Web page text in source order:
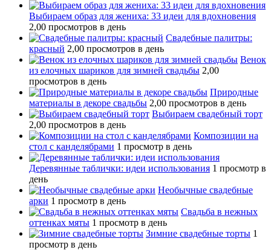
Выбираем образ для жениха: 33 идеи для вдохновения
2,00 просмотров в день
Свадебные палитры:
красный 2,00 просмотров в день
Венок
из елочных шариков для зимней свадьбы 2,00
просмотров в день
Природные
материалы в декоре свадьбы 2,00 просмотров в день
Выбираем свадебный торт
2,00 просмотров в день
Композиции на
стол с канделябрами 1 просмотр в день
Деревянные таблички: идеи использования 1 просмотр в
день
Необычные свадебные
арки 1 просмотр в день
Свадьба в нежных
оттенках мяты 1 просмотр в день
Зимние свадебные торты 1
просмотр в день